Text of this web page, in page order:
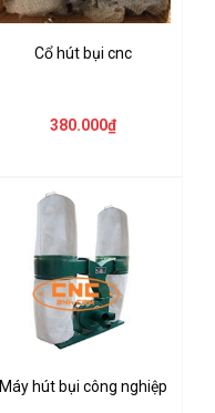
Cổ hút bụi cnc
380.000₫
Máy hút bụi công nghiệp